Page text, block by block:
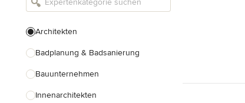
Architekten
Badplanung & Badsanierung
Bauunternehmen
Innenarchitekten